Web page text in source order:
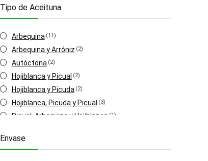
Tipo de Aceituna
Arbequina (11)
Arbequina y Arróniz (2)
Autóctona (2)
Hojiblanca y Picual (2)
Hojiblanca y Picuda (2)
Hojiblanca, Picuda y Picual (3)
Picual, Arbequina y Hojiblanca (1)
Hojiblanca
Envase